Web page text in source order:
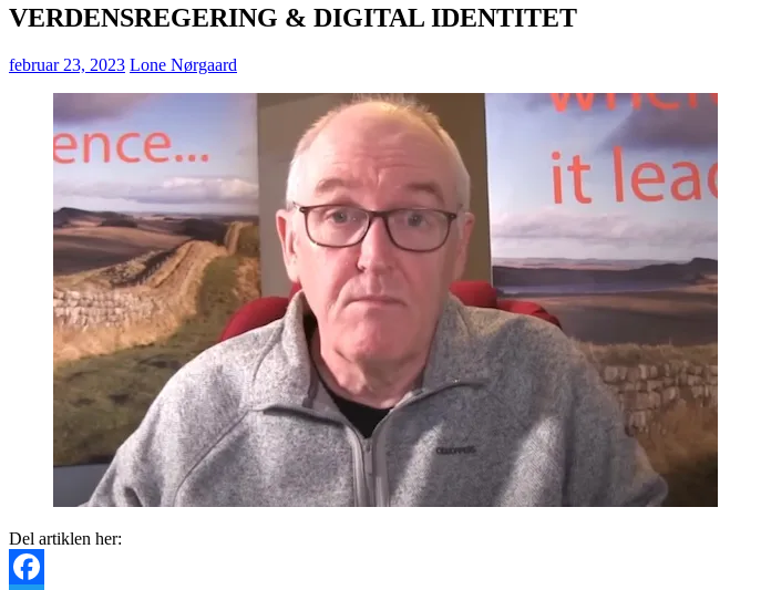
VERDENSREGERING & DIGITAL IDENTITET
februar 23, 2023 Lone Nørgaard
Del artiklen her: